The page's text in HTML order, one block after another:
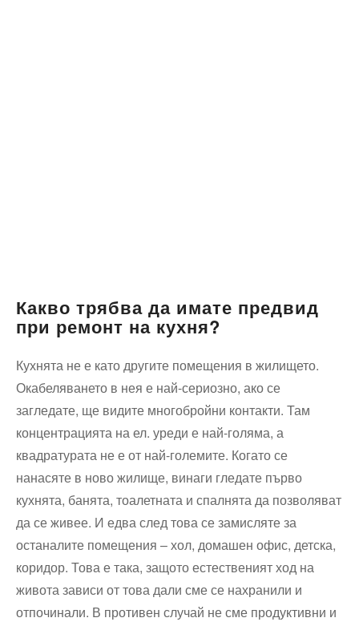
Какво трябва да имате предвид
при ремонт на кухня?
Кухнята не е като другите помещения в жилището.
Окабеляването в нея е най-сериозно, ако се
загледате, ще видите многобройни контакти. Там
концентрацията на ел. уреди е най-голяма, а
квадратурата не е от най-големите. Когато се
нанасяте в ново жилище, винаги гледате първо
кухнята, банята, тоалетната и спалнята да позволяват
да се живее. И едва след това се замисляте за
останалите помещения – хол, домашен офис, детска,
коридор. Това е така, защото естественият ход на
живота зависи от това дали сме се нахранили и
отпочинали. В противен случай не сме продуктивни и